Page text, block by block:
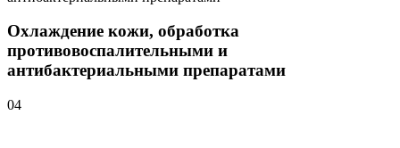
Охлаждение кожи, обработка
противовоспалительными и
антибактериальными препаратами
04